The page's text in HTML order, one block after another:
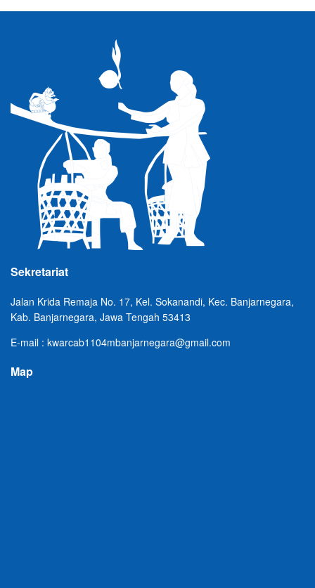
Sekretariat
Jalan Krida Remaja No. 17, Kel. Sokanandi, Kec. Banjarnegara,
Kab. Banjarnegara, Jawa Tengah 53413
E-mail : kwarcab1104mbanjarnegara@gmail.com
Map